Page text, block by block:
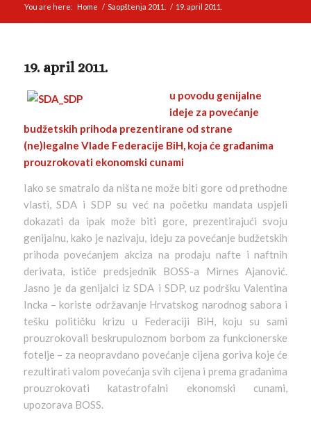
You are here: Home / Saopštenja 2011. / 19. april 2011.
19. april 2011.
u povodu genijalne
ideje za povećanje
budžetskih prihoda prezentirane od strane
(ne)legalne Vlade Federacije BiH, koja će građanima
prouzrokovati ekonomski cunami
Iako se smatralo da ništa ne može biti gore od prethodne
vlasti, SDA i SDP su već na početku mandata uspjeli
dokazati da ipak može biti gore, prezentirajući svoju
genijalnu, kako je nazivaju, ideju za povećanje budžetskih
prihoda povećanjem akciza na prodaju nafte i naftnih
derivata, ističe predsjednik BOSS-a Mirnes Ajanović.
Jasno je da genijalci iz SDA i SDP, uz podršku Valentina
Incka – koriste održavanje Hrvatskog narodnog sabora i
tešku političku krizu u Federaciji BiH, koju su sami
prouzrokovali beskrupuloznom borbom za funkcionerske
fotelje – za neopravdano povećanje cijena goriva koje će
rezultirati valom povećanja svih cijena i prema građanima
prouzrokovati katastrofalni ekonomski cunami,
upozorava BOSS.